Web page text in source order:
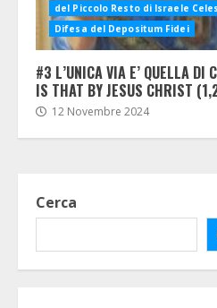
del Piccolo Resto di Israele
Difesa del Depositum Fidei
#3 L’UNICA VIA E’ QUELLA DI
IS THAT BY JESUS CHRIST
12 Novembre 2024
Cerca